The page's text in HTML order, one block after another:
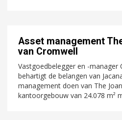
Asset management
van Cromwell
Vastgoedbelegger en -manager
behartigt de belangen van
management doen van The
kantoorgebouw van 24.078 m²